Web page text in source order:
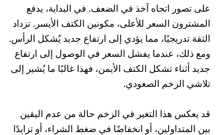
على تصور اتجاه آخذ في الضعف. في البداية، يدفع
المشترون السعر للأعلى، مكونين الكتف الأيسر. تزداد
الثقة تدريجيًا، مما يؤدي إلى ارتفاع جديد يُشكل الرأس.
ومع ذلك، عندما يفشل السعر في الوصول إلى ارتفاع
جديد أثناء تشكل الكتف الأيمن، فهذا غالبًا ما يُشير إلى
تلاشي الزخم الصعودي.
قد يعكس هذا التغير في الزخم حالة من عدم اليقين
بين المتداولين، أو انخفاضًا في ضغط الشراء، أو تزايدًا